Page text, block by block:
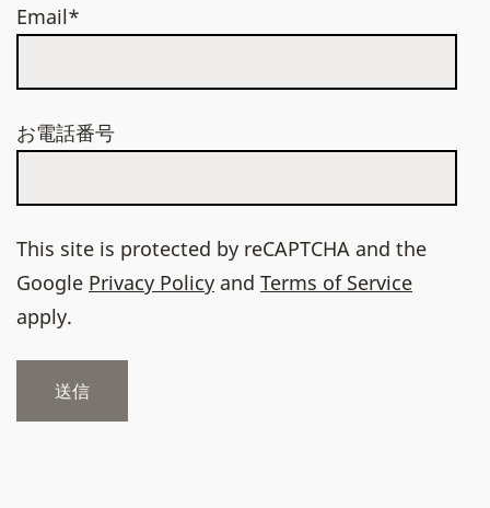
Email*
お電話番号
This site is protected by reCAPTCHA and the
Google Privacy Policy and Terms of Service
apply.